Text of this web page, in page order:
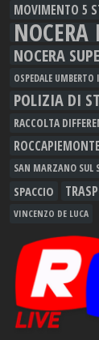
MOVIMENTO 5
NOCERA
NOCERA
OSPEDALE UMBERTO I
POLIZIA DI
RACCOLTA
ROCCAPIEMONTE
SAN MARZANO SUL
SPACCIO
VINCENZO DE LUCA